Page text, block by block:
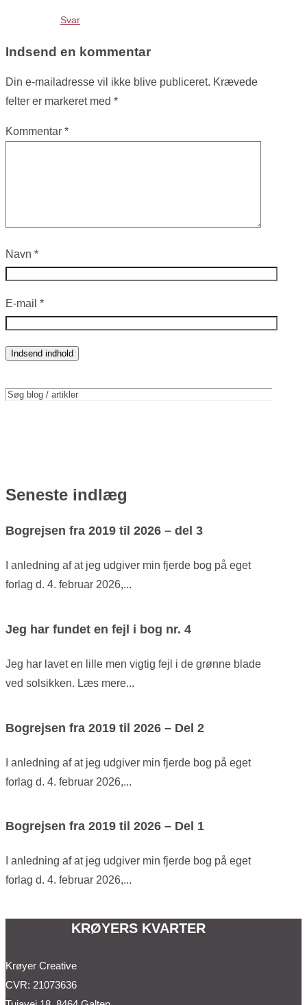
Svar
Indsend en kommentar
Din e-mailadresse vil ikke blive publiceret. Krævede
felter er markeret med *
Kommentar *
Navn *
E-mail *
Indsend indhold
Seneste indlæg
Bogrejsen fra 2019 til 2026 – del 3
I anledning af at jeg udgiver min fjerde bog på eget
forlag d. 4. februar 2026,...
Jeg har fundet en fejl i bog nr. 4
Jeg har lavet en lille men vigtig fejl i de grønne blade
ved solsikken. Læs mere...
Bogrejsen fra 2019 til 2026 – Del 2
I anledning af at jeg udgiver min fjerde bog på eget
forlag d. 4. februar 2026,...
Bogrejsen fra 2019 til 2026 – Del 1
I anledning af at jeg udgiver min fjerde bog på eget
forlag d. 4. februar 2026,...
KRØYERS KVARTER
Krøyer Creative
CVR: 21073636